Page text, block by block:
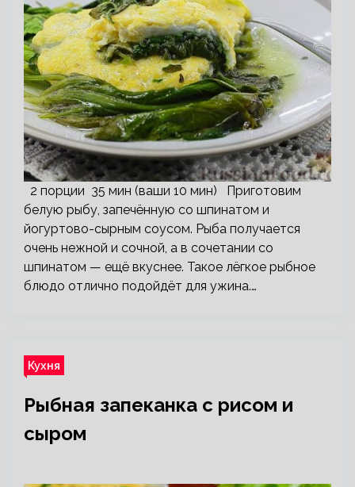
2 порции 35 мин (ваши 10 мин) Приготовим
белую рыбу, запечённую со шпинатом и
йогуртово-сырным соусом. Рыба получается
очень нежной и сочной, а в сочетании со
шпинатом — ещё вкуснее. Такое лёгкое рыбное
блюдо отлично подойдёт для ужина.…
Кухня
Рыбная запеканка с рисом и
сыром